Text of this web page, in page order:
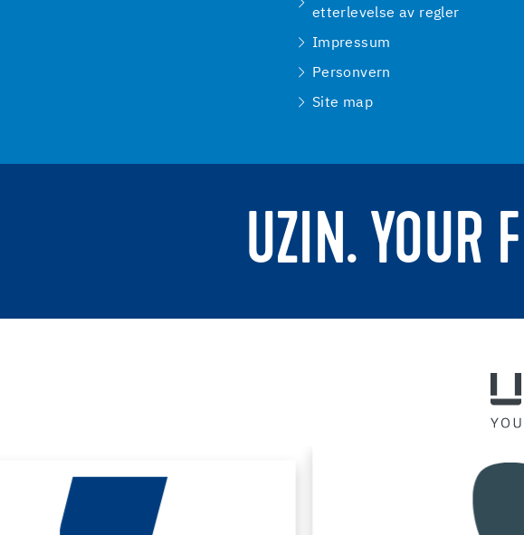
etterlevelse av regler
Impressum
Personvern
Site map
UZIN. YOUR